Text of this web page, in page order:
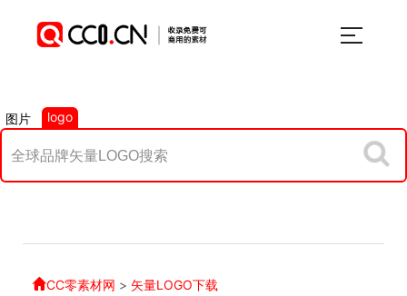
图片 logo
CC零素材网 > 矢量LOGO下载